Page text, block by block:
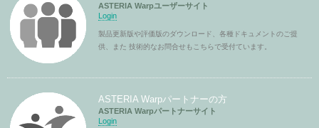
ASTERIA Warpユーザーサイト
Login
製品更新版や評価版のダウンロード、各種ドキュメントのご提
供、また 技術的なお問合せもこちらで受付ています。
ASTERIA Warpパートナーの方
ASTERIA Warpパートナーサイト
Login